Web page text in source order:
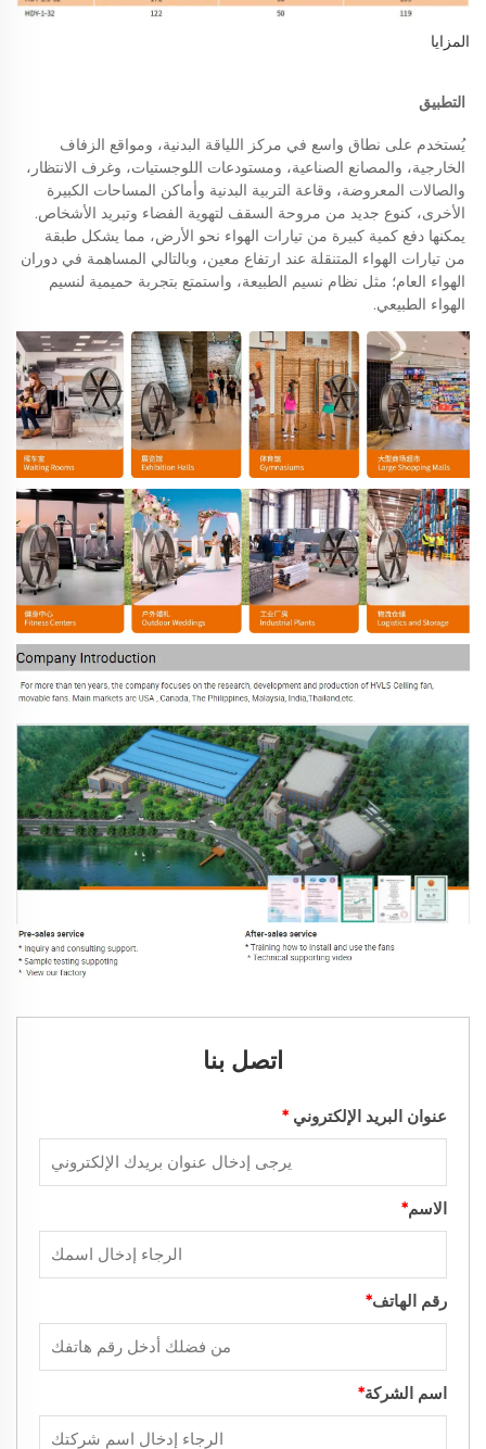
المزايا
التطبيق
الهواء الطبيعي.
اتصل بنا
عنوان البريد الإلكتروني *
الاسم*
رقم الهاتف*
اسم الشركة*